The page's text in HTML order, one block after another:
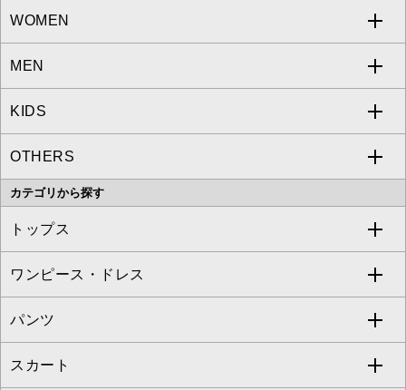
WOMEN
a.v.v
MICHEL KLEIN
MK MICHEL KLEIN
OFUON le MK
MEN
a.v.v
MICHEL KLEIN HOMME
MK MICHEL KLEIN HOMME
KIDS
a.v.v
OTHERS
MK MICHEL KLEIN BAG
カテゴリから探す
トップス
すべてのトップス
カットソー・Tシャツ
ブラウス・シャツ
ワンピース・ドレス
すべてのワンピース・ドレス
ワンピース
パンツ
すべてのパンツ
スカート